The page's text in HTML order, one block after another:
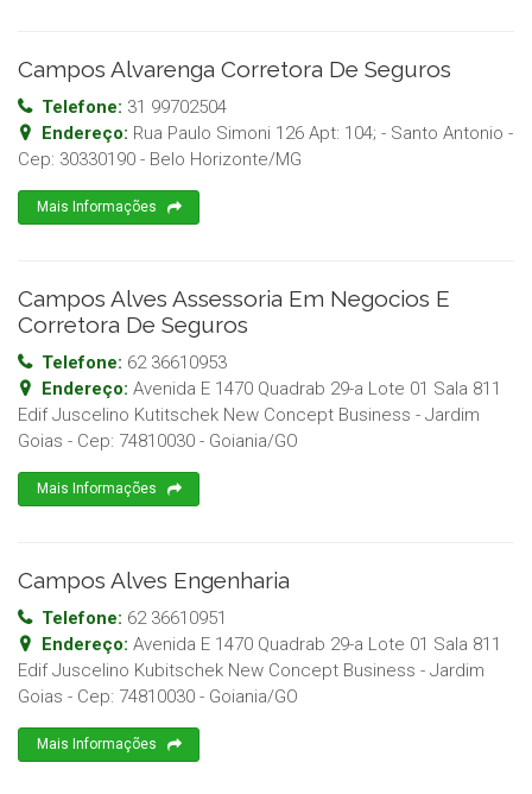
Campos Alvarenga Corretora De Seguros
Telefone: 31 99702504
Endereço: Rua Paulo Simoni 126 Apt: 104; - Santo Antonio -
Cep: 30330190 - Belo Horizonte/MG
Mais Informações
Campos Alves Assessoria Em Negocios E
Corretora De Seguros
Telefone: 62 36610953
Endereço: Avenida E 1470 Quadrab 29-a Lote 01 Sala 811
Edif Juscelino Kutitschek New Concept Business - Jardim
Goias - Cep: 74810030 - Goiania/GO
Mais Informações
Campos Alves Engenharia
Telefone: 62 36610951
Endereço: Avenida E 1470 Quadrab 29-a Lote 01 Sala 811
Edif Juscelino Kubitschek New Concept Business - Jardim
Goias - Cep: 74810030 - Goiania/GO
Mais Informações